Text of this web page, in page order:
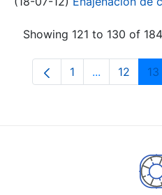
Showing 121 to 130 of
Page
1 ... Page
12 13